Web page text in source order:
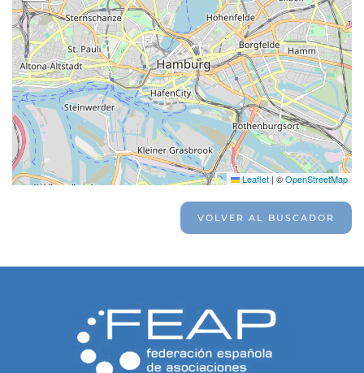
Leaflet | ©OpenStreetMap
VOLVER AL BUSCADOR